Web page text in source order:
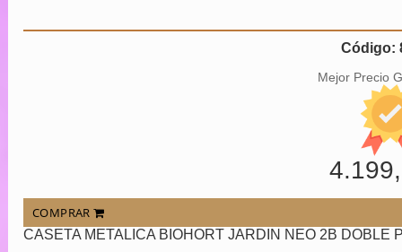
Código:
Mejor Precio
COMPRAR
CASETA METALICA BIOHORT JARDIN NEO 2B DOBLE